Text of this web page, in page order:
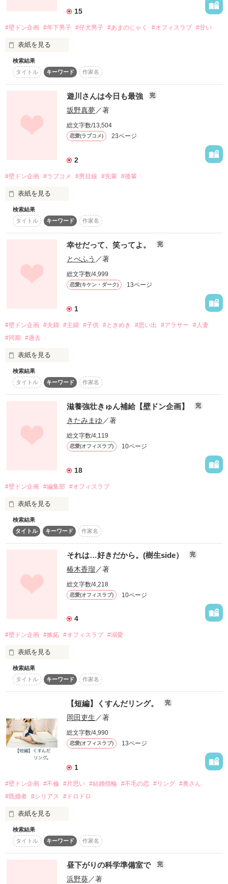
【ベリカフェ・壁ドン企画参加作品】
2014/11/26　公開
15
#壁ドン企画 #年下男子 #仔犬男子 #あまのじゃく #オフィスラブ #甘い
表紙を見る
栗色の天パーに人懐こい瞳
いつだって尻尾をフリフリ
私の周りをついて歩く
仔犬みたいな年下男子
その仔犬男子がある日ーーーー
【壁ドン企画参加作品】
検索結果
タイトル
キーワード 作家名
遊川さんは今日も最強 完
坂野真夢／著
総文字数/13,504
恋愛(ラブコメ) 23ページ
2
#壁ドン企画 #ラブコメ #男目線 #先輩 #後輩
表紙を見る
「それはお前の妄想だろう」
「いや、女子全体の願望です」
壁ドンしたら、
彼女は俺を男として見てくれるのだろうか。
【ベリカフェ・壁ドン企画参加作品】
2014/11/19　公開（一話目は4949字です）
2014/12/26　入賞30作に選んで貰えました(^^)
2015/04/17　番外編追加中　（なので、文字数増えてます）
検索結果
タイトル
キーワード 作家名
幸せだって、笑ってよ。 完
とべふう ／著
総文字数/4,999
恋愛(キケン・ダーク) 13ページ
1
#壁ドン企画 #夫婦 #主婦 #子供 #ときめき #思い出 #アラサー
#人妻
#同期
#過去
表紙を見る
遠い昔の叶うことがなかった恋。
大好きだったけど、
彼への思いは封印したはずだった。
五年ぶりに再会した彼は.......
私は今、幸せなのかな？
*･゜ﾟ･*:.｡..｡.:*･･*:.｡. .｡.:*･゜ﾟ･*
2014.11.27  完結・公開
検索結果
タイトル
キーワード 作家名
滋養強壮きゅん補給【壁ドン企画】 完
きたみまゆ ／著
総文字数/4,119
恋愛(オフィスラブ) 10ページ
18
#壁ドン企画 #編集部 #オフィスラブ
表紙を見る
ﾟ･*:.｡. .｡.:*･゜ﾟ･*:.｡. .｡.:*･゜ﾟ･*:.｡. .｡.:*･ﾟ
忙しいお仕事を乗り切るために必要なのは
滋養強壮きゅん補給
検索結果
タイトル
キーワード 作家名
それは…好きだから。(樹生side） 完
椿木香瑠／著
総文字数/4,218
恋愛(オフィスラブ) 10ページ
4
#壁ドン企画 #嫉妬 #オフィスラブ #溺愛
表紙を見る
嫉妬は……突然、やってくるもの。
他の男に向けた笑顔。
俺はいつの間にか
彼女の腕を掴んでいた。
※彩佳sideもあります。
検索結果
タイトル
キーワード 作家名
【短編】くすんだリング。 完
岡田吏生／著
総文字数/4,990
恋愛(オフィスラブ) 13ページ
1
#壁ドン企画 #不倫 #片思い #結婚指輪 #不毛の恋 #リング #奥さん
#既婚者 #シリアス #ドロドロ
表紙を見る
２４歳の楓は会社の上司と不倫中。一人暮らしの部屋に訪れる
上司は、楓を愛してると言うけれど。
検索結果
タイトル
キーワード 作家名
昼下がりの科学準備室で 完
浜野葵／著